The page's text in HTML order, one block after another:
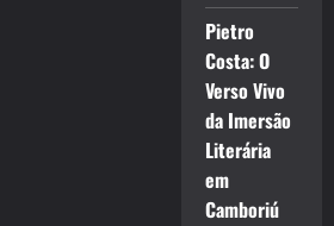
Pietro
Costa: O
Verso Vivo
da Imersão
Literária
em
Camboriú